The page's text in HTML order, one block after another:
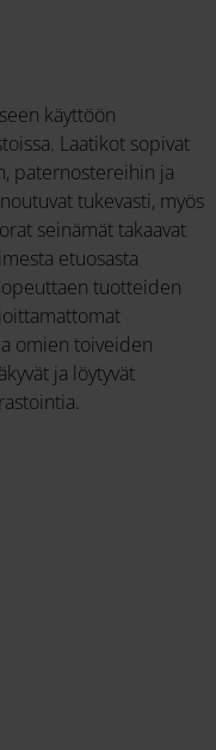
käyttöön
Laatikot sopivat
paternostereihin ja
tukevasti, myös
seinämät takaavat
etuosasta
tuotteiden
omien toiveiden
ja löytyvät